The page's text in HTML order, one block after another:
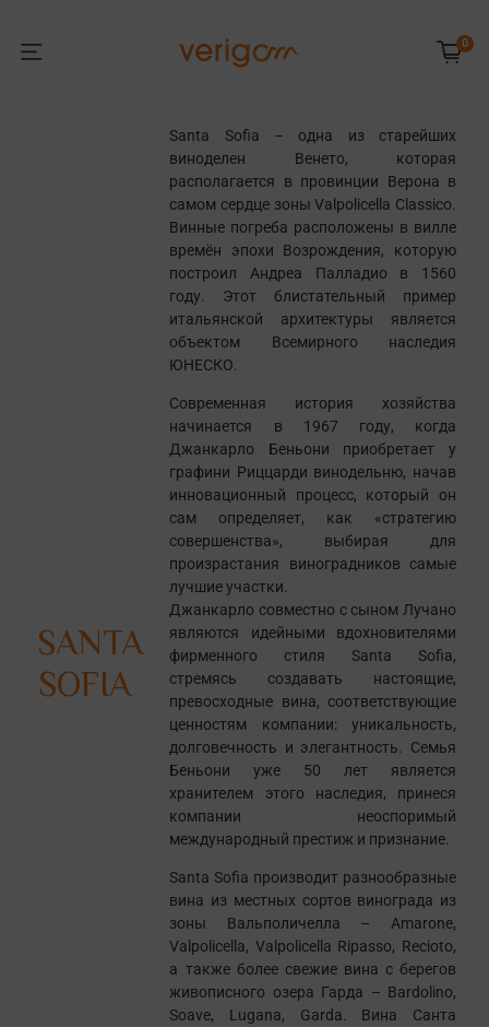
0
SANTA
SOFIA
Santa Sofia – одна из старейших
виноделен Венето, которая
располагается в провинции Верона в
самом сердце зоны Valpolicella Classico.
Винные погреба расположены в вилле
времён эпохи Возрождения, которую
построил Андреа Палладио в 1560
году. Этот блистательный пример
итальянской архитектуры является
объектом Всемирного наследия
ЮНЕСКО.
Современная история хозяйства
начинается в 1967 году, когда
Джанкарло Беньони приобретает у
графини Риццарди винодельню, начав
инновационный процесс, который он
сам определяет, как «стратегию
совершенства», выбирая для
произрастания виноградников самые
лучшие участки.
Джанкарло совместно с сыном Лучано
являются идейными вдохновителями
фирменного стиля Santa Sofia,
стремясь создавать настоящие,
превосходные вина, соответствующие
ценностям компании: уникальность,
долговечность и элегантность. Семья
Беньони уже 50 лет является
хранителем этого наследия, принеся
компании неоспоримый
международный престиж и признание.
Santa Sofia производит разнообразные
вина из местных сортов винограда из
зоны Вальполичелла – Amarone,
Valpolicella, Valpolicella Ripasso, Recioto,
а также более свежие вина с берегов
живописного озера Гарда – Bardolino,
Soave, Lugana, Garda. Вина Санта